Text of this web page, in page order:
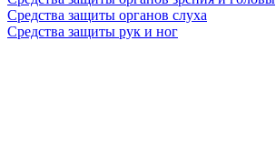
Средства защиты органов слуха
Средства защиты рук и ног